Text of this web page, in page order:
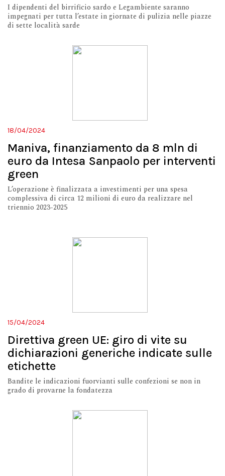
I dipendenti del birrificio sardo e Legambiente saranno
impegnati per tutta l’estate in giornate di pulizia nelle piazze
di sette località sarde
18/04/2024
Maniva, finanziamento da 8 mln di
euro da Intesa Sanpaolo per interventi
green
L’operazione è finalizzata a investimenti per una spesa
complessiva di circa 12 milioni di euro da realizzare nel
triennio 2023-2025
15/04/2024
Direttiva green UE: giro di vite su
dichiarazioni generiche indicate sulle
etichette
Bandite le indicazioni fuorvianti sulle confezioni se non in
grado di provarne la fondatezza